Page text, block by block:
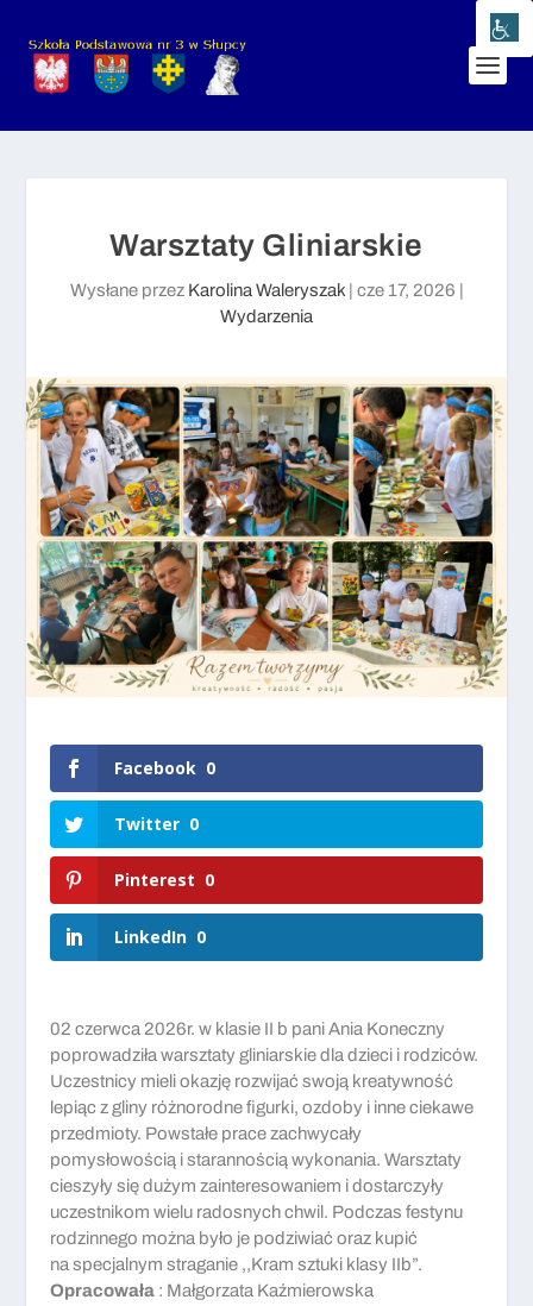
Warsztaty Gliniarskie
Wysłane przez Karolina Waleryszak| cze 17, 2026
Wydarzenia
Facebook 0
Twitter 0
Pinterest 0
LinkedIn 0
02 czerwca 2026r. w klasie II b pani Ania Koneczny
poprowadziła warsztaty gliniarskie dla dzieci i rodziców.
Uczestnicy mieli okazję rozwijać swoją kreatywność
lepiąc z gliny różnorodne figurki, ozdoby i inne ciekawe
przedmioty. Powstałe prace zachwycały
pomysłowością i starannością wykonania. Warsztaty
cieszyły się dużym zainteresowaniem i dostarczyły
uczestnikom wielu radosnych chwil. Podczas festynu
rodzinnego można było je podziwiać oraz kupić
na specjalnym straganie ,,Kram sztuki klasy IIb”.
Opracowała : Małgorzata Kaźmierowska